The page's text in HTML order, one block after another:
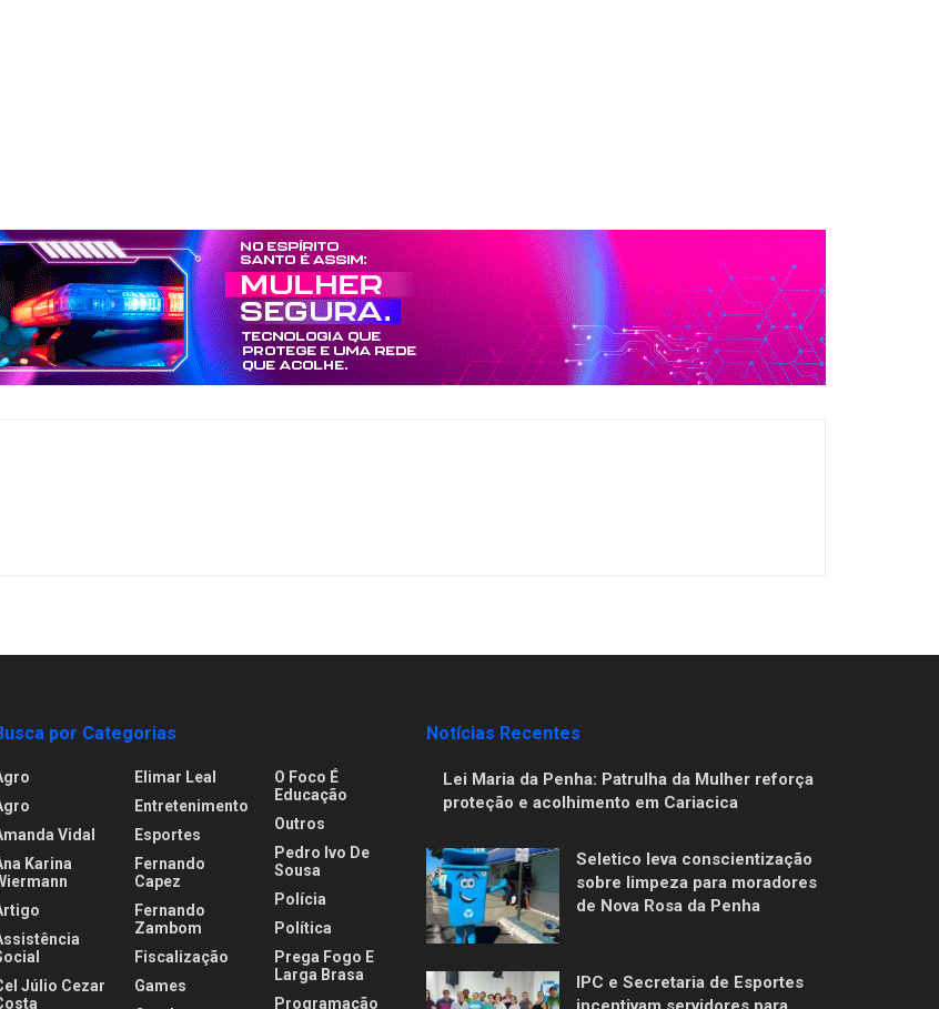
por Categorias
Vidal
Karina
Júlio Cezar
Elimar Leal
Entretenimento
Esportes
Fernando
Capez
Fernando
Zambom
Fiscalização
Games
O Foco É
Educação
Outros
Pedro Ivo De
Sousa
Polícia
Política
Prega Fogo E
Larga Brasa
Programação
Notícias Recentes
Lei Maria da Penha: Patrulha da Mulher reforça
proteção e acolhimento em Cariacica
Seletico leva conscientização
sobre limpeza para moradores
de Nova Rosa da Penha
IPC e Secretaria de Esportes